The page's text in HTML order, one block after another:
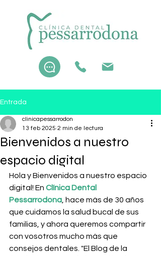
Entrada
Bienvenidos a nuestro
espacio digital
clinicapessarrodon
13 feb 2025 2 min de lectura
Hola y Bienvenidos a nuestro espacio
digital! En Clínica Dental
Pessarrodona , hace más de 30 años
que cuidamos la salud bucal de sus
familias, y ahora queremos compartir
con vosotros mucho más que
consejos dentales. "El Blog de la